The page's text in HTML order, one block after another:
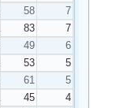
58
7
83
7
49
6
53
5
61
5
45
4